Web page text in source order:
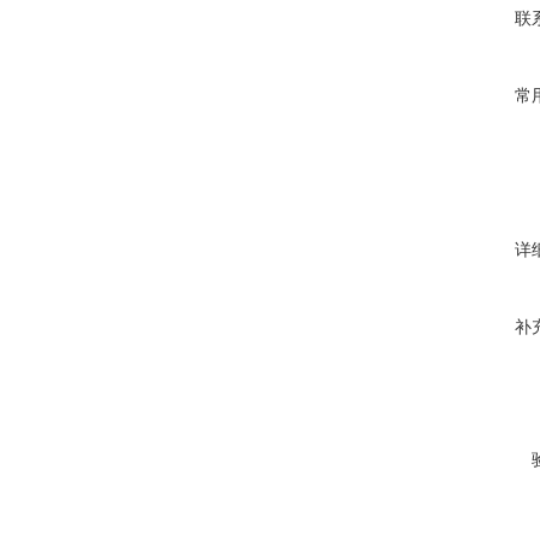
联
常
详
补